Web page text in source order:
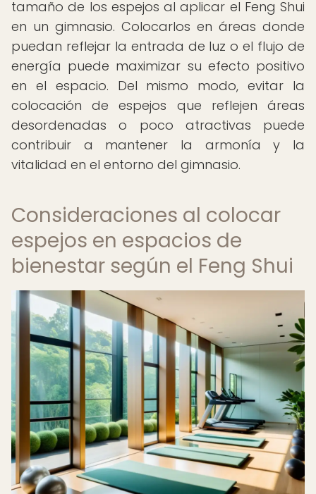
tamaño de los espejos al aplicar el Feng Shui
en un gimnasio. Colocarlos en áreas donde
puedan reflejar la entrada de luz o el flujo de
energía puede maximizar su efecto positivo
en el espacio. Del mismo modo, evitar la
colocación de espejos que reflejen áreas
desordenadas o poco atractivas puede
contribuir a mantener la armonía y la
vitalidad en el entorno del gimnasio.
Consideraciones al colocar
espejos en espacios de
bienestar según el Feng Shui